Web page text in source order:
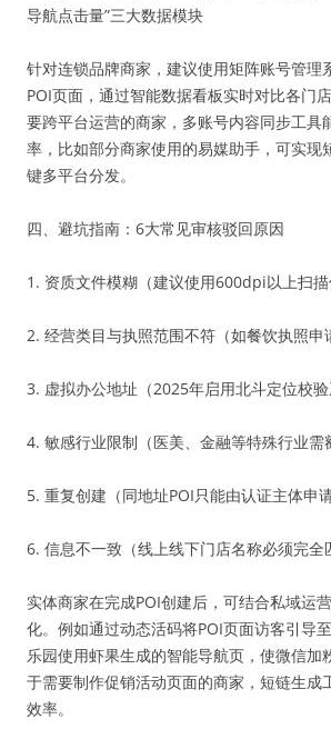
导航点击量”三大数据模块
针对连锁品牌商家，建议使用矩阵账号管理
POI页面，通过智能数据看板实时对比各门
要跨平台运营的商家，多账号内容同步工具
率，比如部分商家使用的易媒助手，可实现
键多平台分发。
四、避坑指南：6大常见审核驳回原因
1. 资质文件模糊（建议使用600dpi以上扫描
2. 经营类目与执照范围不符（如餐饮执照申
3. 虚拟办公地址（2025年启用北斗定位校验
4. 敏感行业限制（医美、金融等特殊行业需
5. 重复创建（同地址POI只能由认证主体申请
6. 信息不一致（线上线下门店名称必须完全
实体商家在完成POI创建后，可结合私域运
化。例如通过动态活码将POI页面访客引导
乐园使用虾果生成的智能导航页，使微信加
于需要制作促销活动页面的商家，短链生成
效率。